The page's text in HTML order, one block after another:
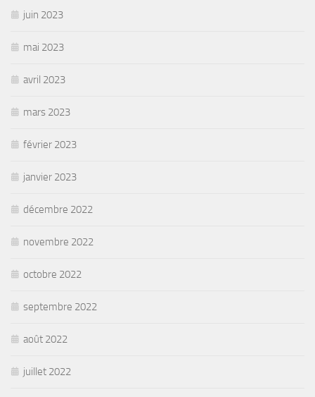
juin 2023
mai 2023
avril 2023
mars 2023
février 2023
janvier 2023
décembre 2022
novembre 2022
octobre 2022
septembre 2022
août 2022
juillet 2022